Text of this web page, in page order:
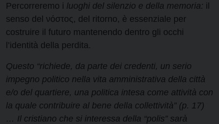
Percorreremo i luoghi del silenzio e della memoria: il
senso del νόστος, del ritorno, è essenziale per
costruire il futuro mantenendo dentro gli occhi
l’identità della perdita.
Questo “richiede, da parte dei credenti, un serio
impegno politico nella vita amministrativa della città
e/o del quartiere, una politica intesa come attività con
la quale contribuire al bene della collettività” (p. 17)
… Il cristiano che si interessa della “polis” sarà